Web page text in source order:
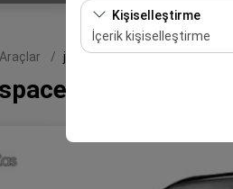
Bu çerezler, size ilgi
etkinliğini (gösterim
Kişiselleştirme
İçerik kişiselleştirme
deneyiminizin
Araçlar jumpy spacetourer 8+1
8+1